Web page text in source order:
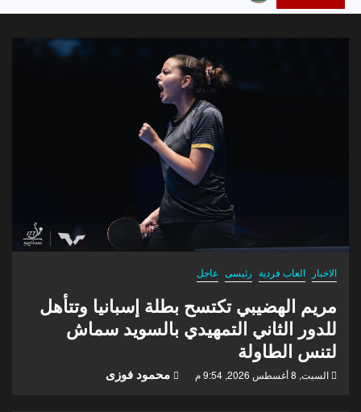
الاخبار العاب فردية رئيسى عاجل
مريم الهضيبي تكتسح بطلة إسبانيا وتتأهل
للدور الثاني التمهيدي بالسويد سماش
لتنس الطاولة
السبت, 8 أغسطس 2026, 9:54 م محمود فوزى